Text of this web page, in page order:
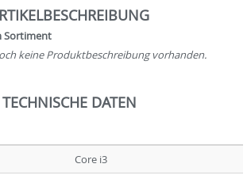
Sortiment
keine Produktbeschreibung vorhanden.
TECHNISCHE DATEN
Core i3